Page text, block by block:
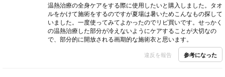
温熱治療の全身ケアをする際に使用したいと購入しました。タオ
ルをかけて施術をするのですが夏場は暑いためこんなもの探して
いました。一度使ってみてよかったのでリピ買いです。せっかく
の温熱治療した部分が冷えないようにケアすることが大切なの
で、部分的に開放される画期的な施術衣と思います。
違反を報告 参考になった